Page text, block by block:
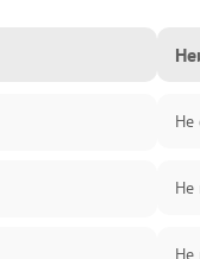
Не
Не
Не